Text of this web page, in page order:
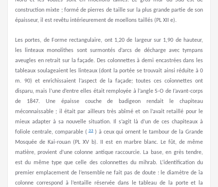
construction mixte ; formé de pierres de taille sur la plus grande partie de son
épaisseur, il est revêtu intérieurement de moellons taillés (PL XII e).
Les portes, de Forme rectangulaire, ont 1,20 de largeur sur 1,90 de hauteur,
les linteaux monolithes sont surmontés d’arcs de décharge avec tympans
aveugles en retrait sur la façade. Des colonnettes à demi encastrées dans les
tableaux soulageaient les linteaux (dont la portée se trouvait ainsi réduite à 0
m. 90) et enrichissaient l’aspect de la façade; toutes ces coîonnettes ont
disparu, mais l’une d’entre elles était remployée à l’angle S-O de I’avant-corps
de 1847. Une épaisse couche de badigeon rendait le chapiteau
méconnaissable ; il était par ailleurs très abîmé et on l’avait retaillé pour le
mieux adapter à sa nouvelle situation. Il s’agit là d’un de ces chapiteaux à
foliole centrale, comparable ( 33 ) à ceux qui ornent le tambour de la Grande
Mosquée de Kai-rouan (PL XV b). II est en marbre blanc. Le fût, de même
matière, provient d’une colonne antique raccourcie. La base, en grès tendre,
est du même type que celle des colonnettes du mihrab. L’identification du
premier emplacement de l’ensemble ne fait pas de doute : le diamètre de îa
colonne correspond à l’entaille réservée dans le tableau de la porte et la